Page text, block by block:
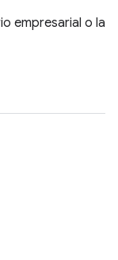
empresarial o la